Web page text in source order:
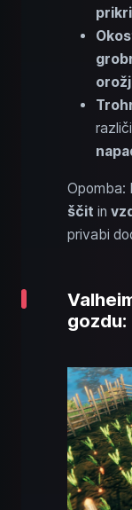
Opomba:
ščit in
privabi